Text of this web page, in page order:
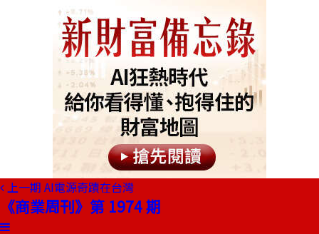
上一期 AI電源奇蹟在台灣
《商業周刊》第 1974 期